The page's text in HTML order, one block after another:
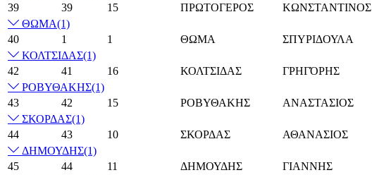
39
39 15 ΠΡΩΤΟΓΕΡΟΣ ΚΩΝΣΤΑΝΤΙΝΟΣ
ΘΩΜΑ(1)
40
1 1 ΘΩΜΑ ΣΠΥΡΙΔΟΥΛΑ
ΚΟΛΤΣΙΔΑΣ(1)
42
41 16 ΚΟΛΤΣΙΔΑΣ ΓΡΗΓΌΡΗΣ
ΡΟΒΥΘΑΚΗΣ(1)
43
42 15 ΡΟΒΥΘΑΚΗΣ ΑΝΑΣΤΑΣΙΟΣ
ΣΚΟΡΔΑΣ(1)
44
43 10 ΣΚΟΡΔΑΣ ΑΘΑΝΑΣΙΟΣ
ΔΗΜΟΥΔΗΣ(1)
45
44 11 ΔΗΜΟΥΔΗΣ ΓΙΑΝΝΗΣ